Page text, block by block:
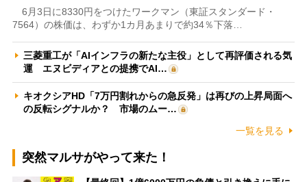
6月3日に8330円をつけたワークマン（東証スタンダード・
7564）の株価は、わずか1カ月あまりで約34％下落…
三菱重工が「AIインフラの新たな主役」として再評価される気
運 エヌビディアとの提携でAI…
キオクシアHD「7万円割れからの急反発」は再びの上昇局面へ
の反転シグナルか？ 市場のムー…
一覧を見る
突然マルサがやって来た！